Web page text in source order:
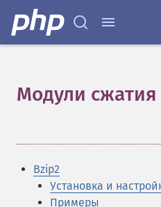
Модули
Bzip2
Установка и
Примеры